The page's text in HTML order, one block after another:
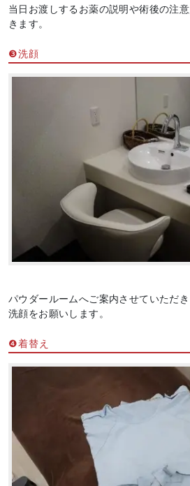
当日お渡しするお薬の説明や術後の注
きます。
❸洗顔
パウダールームへご案内させていただき
洗顔をお願いします。
❹着替え